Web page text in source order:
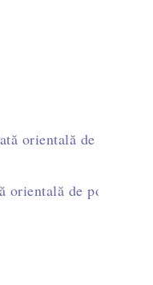
la
orientală de post -